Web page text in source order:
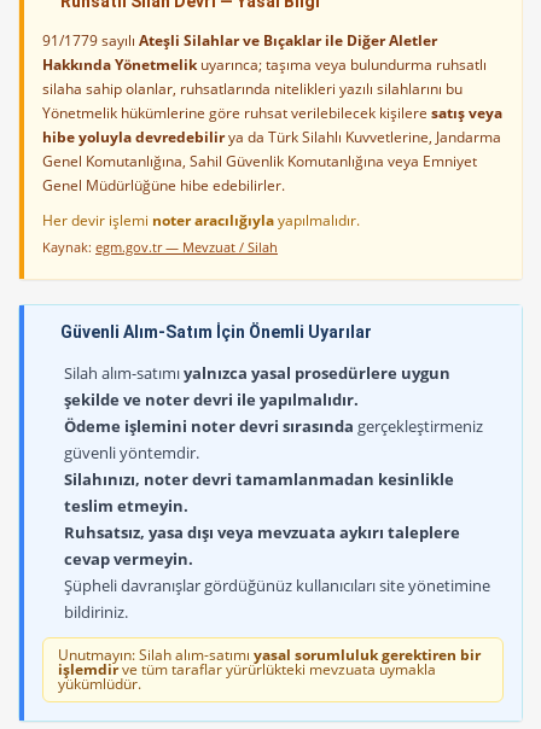
91/1779 sayılı Ateşli Silahlar ve Bıçaklar ile Diğer Aletler
Hakkında Yönetmelikuyarınca; taşıma veya bulundurma ruhsatlı
silaha sahip olanlar, ruhsatlarında nitelikleri yazılı silahlarını bu
Yönetmelik hükümlerine göre ruhsat verilebilecek kişilere satış veya
hibe yoluyla devredebilirya da Türk Silahlı Kuvvetlerine, Jandarma
Genel Komutanlığına, Sahil Güvenlik Komutanlığına veya Emniyet
Genel Müdürlüğüne hibe edebilirler.
Her devir işlemi noter aracılığıylayapılmalıdır.
Kaynak: egm.gov.tr — Mevzuat / Silah
Güvenli Alım-Satım İçin Önemli Uyarılar
Silah alım-satımıyalnızca yasal prosedürlere uygun
şekilde ve noter devri ile yapılmalıdır.
Ödeme işlemini noter devri sırasında gerçekleştirmeniz
güvenli yöntemdir.
Silahınızı, noter devri tamamlanmadan kesinlikle
teslim etmeyin.
Ruhsatsız, yasa dışı veya mevzuata aykırı taleplere
cevap vermeyin.
Şüpheli davranışlar gördüğünüz kullanıcıları site yönetimine
bildiriniz.
Unutmayın: Silah alım-satımı yasal sorumluluk gerektiren bir
işlemdirve tüm taraflar yürürlükteki mevzuata uymakla
yükümlüdür.